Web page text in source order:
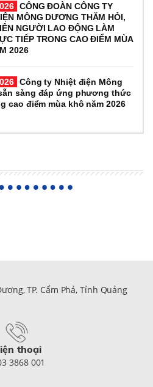
CÔNG ĐOÀN CÔNG TY
MÔNG DƯƠNG THĂM HỎI,
NGƯỜI LAO ĐỘNG LÀM
TIẾP TRONG CAO ĐIỂM MÙA
2026
Công ty Nhiệt điện Mông
sàng đáp ứng phương thức
cao điểm mùa khô năm 2026
TP. Cẩm Phả, Tỉnh Quảng
thoại
3868 001